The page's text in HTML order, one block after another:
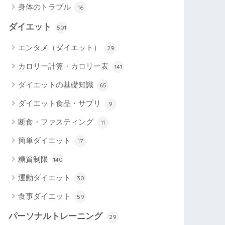
身体のトラブル 16
ダイエット 501
エンタメ（ダイエット） 29
カロリー計算・カロリー表 141
ダイエットの基礎知識 65
ダイエット食品・サプリ 9
断食・ファスティング 11
簡単ダイエット 17
糖質制限 140
運動ダイエット 30
食事ダイエット 59
パーソナルトレーニング 29